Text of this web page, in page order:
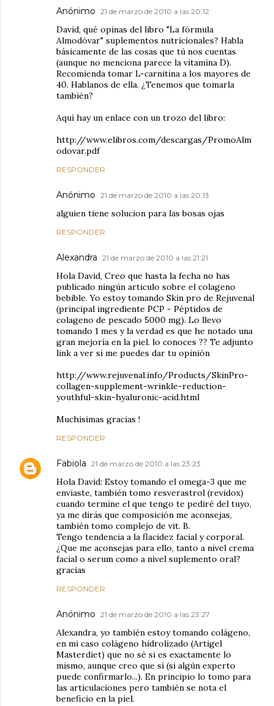
Anónimo 21 de marzo de 2010 a las 20:12
David, qué opinas del libro "La fórmula
Almodóvar" suplementos nutricionales? Habla
básicamente de las cosas que tú nos cuentas
(aunque no menciona parece la vitamina D).
Recomienda tomar L-carnitina a los mayores de
40. Hablanos de ella. ¿Tenemos que tomarla
también?
Aquí hay un enlace con un trozo del libro:
http://www.elibros.com/descargas/PromoAlm
odovar.pdf
RESPONDER
Anónimo 21 de marzo de 2010 a las 20:13
alguien tiene solucion para las bosas ojas
RESPONDER
Alexandra 21 de marzo de 2010 a las 21:21
Hola David, Creo que hasta la fecha no has
publicado ningún articulo sobre el colageno
bebible. Yo estoy tomando Skin pro de Rejuvenal
(principal ingrediente PCP - Péptidos de
colageno de pescado 5000 mg). Lo llevo
tomando 1 mes y la verdad es que he notado una
gran mejoría en la piel. lo conoces ?? Te adjunto
link a ver si me puedes dar tu opinión
http://www.rejuvenal.info/Products/SkinPro-
collagen-supplement-wrinkle-reduction-
youthful-skin-hyaluronic-acid.html
Muchisimas gracias !
RESPONDER
Fabiola 21 de marzo de 2010 a las 23:23
Hola David: Estoy tomando el omega-3 que me
enviaste, también tomo resverastrol (revidox)
cuando termine el que tengo te pediré del tuyo,
ya me dirás que composición me aconsejas,
también tomo complejo de vit. B.
Tengo tendencia a la flacidez facial y corporal.
¿Que me aconsejas para ello, tanto a nivel crema
facial o serum como a nivel suplemento oral?
gracias
RESPONDER
Anónimo 21 de marzo de 2010 a las 23:27
Alexandra, yo también estoy tomando colágeno,
en mi caso colágeno hidrolizado (Artigel
Masterdiet) que no sé si es exactamente lo
mismo, aunque creo que sí (si algún experto
puede confirmarlo...). En principio lo tomo para
las articulaciones pero también se nota el
beneficio en la piel.